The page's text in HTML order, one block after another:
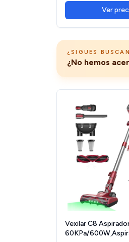
Ver
¿SIGUES
¿No hemos
Vexilar C8
60KPa/